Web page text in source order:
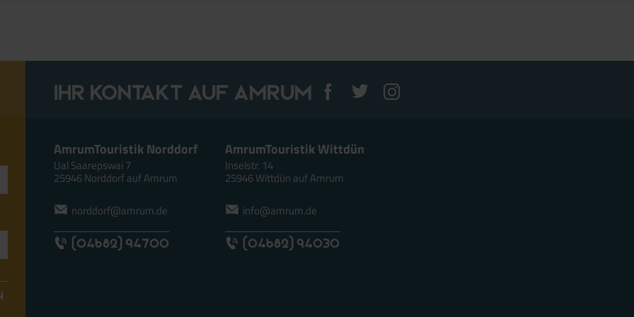
Ihr Kontakt auf Amrum
AmrumTouristik Norddorf
Ual Saarepswai 7
25946 Norddorf auf Amrum
norddorf@amrum.de
(04682) 94700
AmrumTouristik Wittdün
Inselstr. 14
25946 Wittdün auf Amrum
info@amrum.de
(04682) 94030